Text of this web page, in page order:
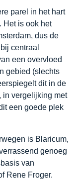
parel in het hart
Het is ook het
dus de
centraal
een overvloed
gebied (slechts
dit in de
in vergelijking met
een goede plek
is Blaricum,
genoeg
van
Rene Froger.